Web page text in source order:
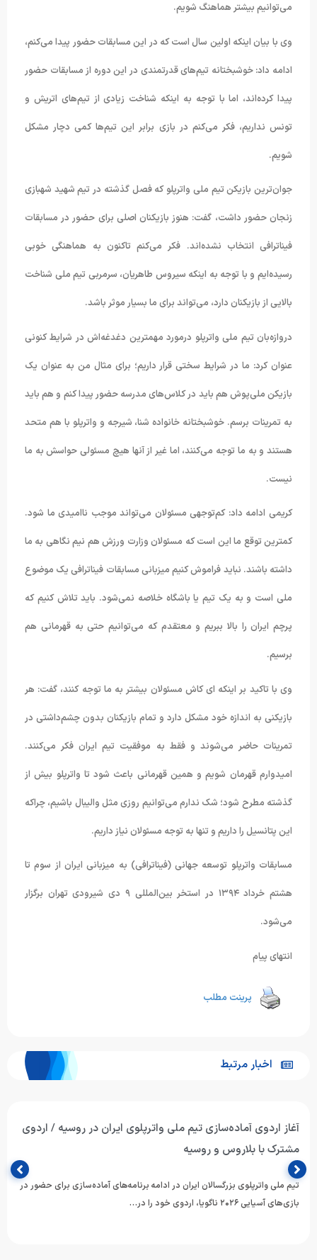
می‌توانیم بیشتر هماهنگ شویم.
وی با بیان اینکه اولین سال است که در این مسابقات حضور پیدا می‌کنم،
ادامه داد: خوشبختانه تیم‌های قدرتمندی در این دوره از مسابقات حضور
پیدا کرده‌اند، اما با توجه به اینکه شناخت زیادی از تیم‌های اتریش و
تونس نداریم، فکر می‌کنم در بازی برابر این تیم‌ها کمی دچار مشکل
شویم.
جوان‌ترین بازیکن تیم ملی واترپلو که فصل گذشته در تیم شهید شهبازی
زنجان حضور داشت، گفت: هنوز بازیکنان اصلی برای حضور در مسابقات
فیناترافی انتخاب نشده‌اند. فکر می‌کنم تاکنون به هماهنگی خوبی
رسیده‌ایم و با توجه به اینکه سیروس طاهریان، سرمربی تیم ملی شناخت
بالایی از بازیکنان دارد، می‌تواند برای ما بسیار موثر باشد.
دروازه‌بان تیم ملی واترپلو درمورد مهمترین دغدغه‌اش در شرایط کنونی
عنوان کرد: ما در شرایط سختی قرار داریم؛ برای مثال من به عنوان یک
بازیکن ملی‌پوش هم باید در کلاس‌های مدرسه حضور پیدا کنم و هم باید
به تمرینات برسم. خوشبختانه خانواده شنا، شیرجه و واترپلو با هم متحد
هستند و به ما توجه می‌کنند، اما غیر از آنها هیچ مسئولی حواسش به ما
نیست.
کریمی ادامه داد: کم‌توجهی مسئولان می‌تواند موجب ناامیدی ما شود.
کمترین توقع ما این است که مسئولان وزارت ورزش هم نیم نگاهی به ما
داشته باشند. نباید فراموش کنیم میزبانی مسابقات فیناترافی یک موضوع
ملی است و به یک تیم یا باشگاه خلاصه نمی‌شود. باید تلاش کنیم که
پرچم ایران را بالا ببریم و معتقدم که می‌توانیم حتی به قهرمانی هم
برسیم.
وی با تاکید بر اینکه ای کاش مسئولان بیشتر به ما توجه کنند، گفت: هر
بازیکنی به اندازه خود مشکل دارد و تمام بازیکنان بدون چشم‌داشتی در
تمرینات حاضر می‌شوند و فقط به موفقیت تیم ایران فکر می‌کنند.
امیدوارم قهرمان شویم و همین قهرمانی باعث شود تا واترپلو بیش از
گذشته مطرح شود؛ شک ندارم می‌توانیم روزی مثل والیبال باشیم، چراکه
این پتانسیل را داریم و تنها به توجه مسئولان نیاز داریم.
مسابقات واترپلو توسعه جهانی (فیناترافی) به میزبانی ایران از سوم تا
هشتم خرداد ۱۳۹۴ در استخر بین‌المللی ۹ دی شیرودی تهران برگزار
می‌شود.
انتهای پیام
پرینت مطلب
اخبار مرتبط
آغاز اردوی آماده‌سازی تیم ملی واترپلوی ایران در روسیه / اردوی
مشترک با بلاروس و روسیه
تیم ملی واترپلوی بزرگسالان ایران در ادامه برنامه‌های آماده‌سازی برای حضور در
بازی‌های آسیایی ۲۰۲۶ ناگویا، اردوی خود را در…